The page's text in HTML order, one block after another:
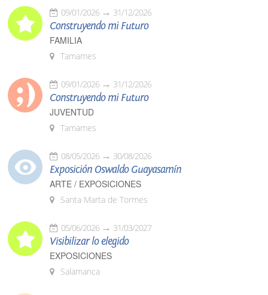
09/01/2026 31/12/2026
Construyendo mi Futuro
FAMILIA
Tamames
09/01/2026 31/12/2026
Construyendo mi Futuro
JUVENTUD
Tamames
08/05/2026 30/08/2026
Exposición Oswaldo Guayasamín
ARTE / EXPOSICIONES
Santa Marta de Tormes
05/06/2026 31/03/2027
Visibilizar lo elegido
EXPOSICIONES
Salamanca